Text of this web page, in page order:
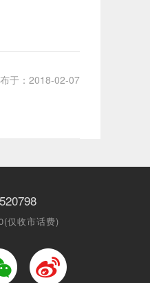
于：2018-02-07
仅收市话费)